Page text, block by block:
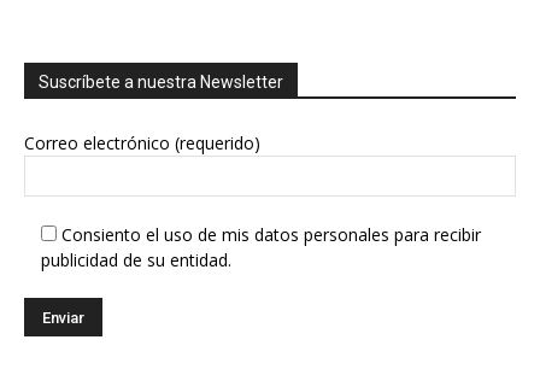
Suscríbete a nuestra Newsletter
Correo electrónico (requerido)
Consiento el uso de mis datos personales para recibir
publicidad de su entidad.